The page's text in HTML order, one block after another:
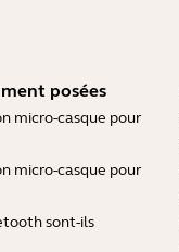
posées
micro-casque pour
micro-casque pour
sont-ils